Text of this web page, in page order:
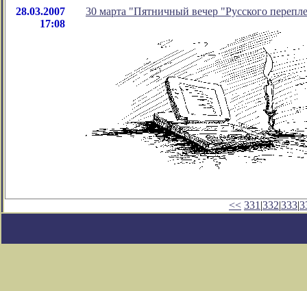
28.03.2007
17:08
30 марта "Пятничный вечер "Русского
<< 331 |332|333|